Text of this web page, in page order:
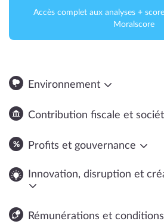
Accès complet aux analyses +
Moralscore
Environnement
Contribution fiscale et
Profits et gouvernance
Innovation, disruption et
Rémunérations et